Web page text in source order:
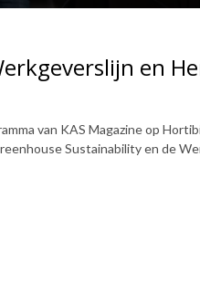
en
van KAS Magazine op
Sustainability en de